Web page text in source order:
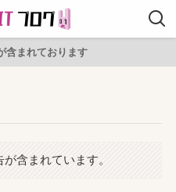
含まれております
含まれています。